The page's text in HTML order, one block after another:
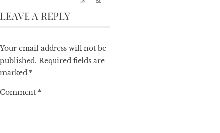
LEAVE A REPLY
Your email address will not be
published. Required fields are
marked *
Comment *